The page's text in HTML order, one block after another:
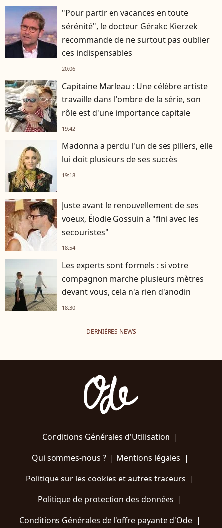
"Pour partir en vacances en toute
sérénité", le docteur Gérakd Kierzek
recommande de ne surtout pas oublier
ces indispensables
20:06
Capitaine Marleau : Une célèbre artiste
travaille dans l'ombre de la série, son
rôle est d'une importance capitale
19:42
Madonna a perdu l'un de ses piliers, elle
lui doit plusieurs de ses succès
19:18
Juste avant le renouvellement de ses
voeux, Élodie Gossuin a "fini avec les
secouristes"
18:54
Les experts sont formels : si votre
compagnon marche plusieurs mètres
devant vous, cela n'a rien d'anodin
18:30
DERNIÈRES NEWS
Conditions Générales d'Utilisation |
Qui sommes-nous ?| Mentions légales |
Politique sur les cookies et autres traceurs |
Politique de protection des données |
Conditions Générales de l'offre payante d'Ode |